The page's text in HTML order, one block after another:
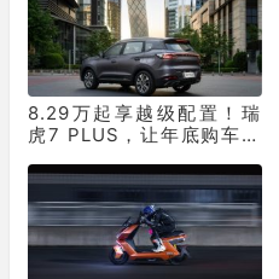
8.29万起享越级配置！瑞
虎7 PLUS，让年底购车再